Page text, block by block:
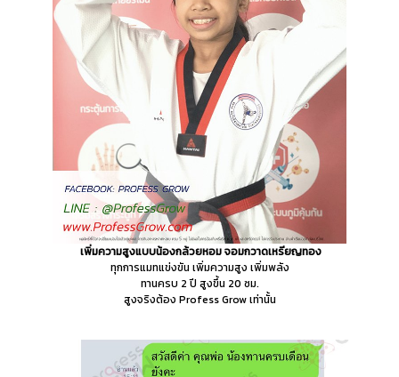
เพิ่มความสูงแบบน้องกล้วยหอม จอมกวาดเหรียญทอง
ทุกการแมทแข่งขัน เพิ่มความสูง เพิ่มพลัง
ทานครบ 2 ปี สูงขึ้น 20 ซม.
สูงจริงต้อง Profess Grow เท่านั้น